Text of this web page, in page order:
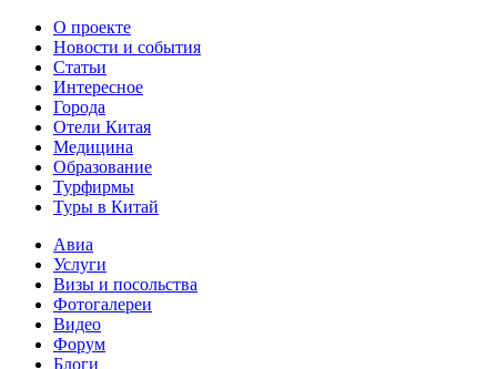
О проекте
Новости и события
Статьи
Интересное
Города
Отели Китая
Медицина
Образование
Турфирмы
Туры в Китай
Авиа
Услуги
Визы и посольства
Фотогалереи
Видео
Форум
Блоги